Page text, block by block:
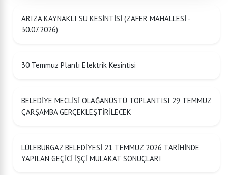
ARIZA KAYNAKLI SU KESİNTİSİ (ZAFER MAHALLESİ -
30.07.2026)
30 Temmuz Planlı Elektrik Kesintisi
BELEDİYE MECLİSİ OLAĞANÜSTÜ TOPLANTISI 29 TEMMUZ
ÇARŞAMBA GERÇEKLEŞTİRİLECEK
LÜLEBURGAZ BELEDİYESİ 21 TEMMUZ 2026 TARİHİNDE
YAPILAN GEÇİCİ İŞÇİ MÜLAKAT SONUÇLARI